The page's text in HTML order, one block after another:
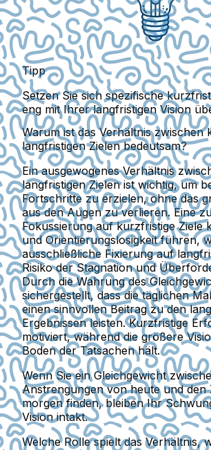
Tipp
Setzen Sie sich spezifische
eng mit Ihrer langfristigen Vision
Warum ist das Verhältnis zwischen
langfristigen Zielen bedeutsam?
Ein ausgewogenes Verhältnis
langfristigen Zielen ist wichtig, um
Fortschritte zu erzielen, ohne das
aus den Augen zu verlieren. Eine
Fokussierung auf kurzfristige Ziele
und Orientierungslosigkeit führen,
ausschließliche Fixierung auf
Risiko der Stagnation und
Durch die Wahrung des
sichergestellt, dass die täglichen
einen sinnvollen Beitrag zu den
Ergebnissen leisten. Kurzfristige
motiviert, während die größere
Boden der Tatsachen hält.
Wenn Sie ein Gleichgewicht
Anstrengungen von heute und den
morgen finden, bleiben Ihr
Vision intakt.
Welche Rolle spielt das Verhältnis,